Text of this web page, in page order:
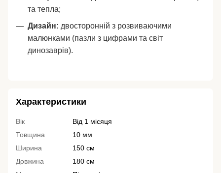
та тепла;
Дизайн: двосторонній з розвиваючими
малюнками (пазли з цифрами та світ
динозаврів).
Характеристики
Вік
Від 1 місяця
Товщина
10 мм
Ширина
150 см
Довжина
180 см